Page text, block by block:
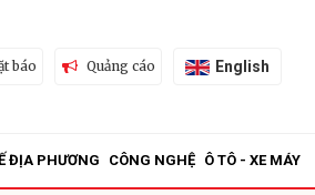
báo Quảng cáo English
ĐỊA PHƯƠNG CÔNG NGHỆ Ô TÔ - XE MÁY